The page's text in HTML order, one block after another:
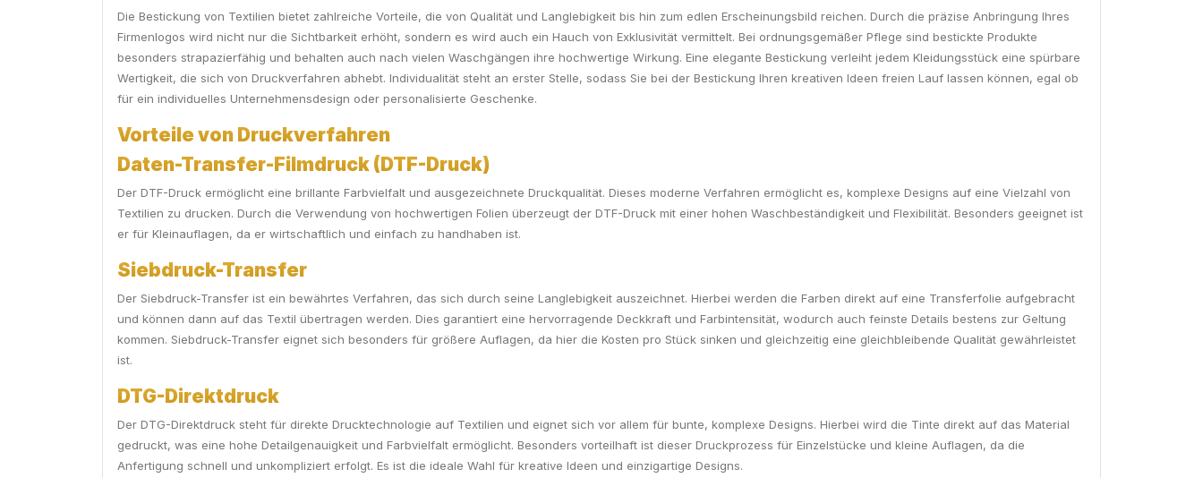
Die Bestickung von Textilien bietet zahlreiche Vorteile, die von Qualität und Langlebigkeit bis hin zum edlen Erscheinungsbild reichen. Durch die präzise Anbringung Ihres
Firmenlogos wird nicht nur die Sichtbarkeit erhöht, sondern es wird auch ein Hauch von Exklusivität vermittelt. Bei ordnungsgemäßer Pflege sind bestickte Produkte
besonders strapazierfähig und behalten auch nach vielen Waschgängen ihre hochwertige Wirkung. Eine elegante Bestickung verleiht jedem Kleidungsstück eine spürbare
Wertigkeit, die sich von Druckverfahren abhebt. Individualität steht an erster Stelle, sodass Sie bei der Bestickung Ihren kreativen Ideen freien Lauf lassen können, egal ob
für ein individuelles Unternehmensdesign oder personalisierte Geschenke.
Vorteile von Druckverfahren
Daten-Transfer-Filmdruck (DTF-Druck)
Der DTF-Druck ermöglicht eine brillante Farbvielfalt und ausgezeichnete Druckqualität. Dieses moderne Verfahren ermöglicht es, komplexe Designs auf eine Vielzahl von
Textilien zu drucken. Durch die Verwendung von hochwertigen Folien überzeugt der DTF-Druck mit einer hohen Waschbeständigkeit und Flexibilität. Besonders geeignet ist
er für Kleinauflagen, da er wirtschaftlich und einfach zu handhaben ist.
Siebdruck-Transfer
Der Siebdruck-Transfer ist ein bewährtes Verfahren, das sich durch seine Langlebigkeit auszeichnet. Hierbei werden die Farben direkt auf eine Transferfolie aufgebracht
und können dann auf das Textil übertragen werden. Dies garantiert eine hervorragende Deckkraft und Farbintensität, wodurch auch feinste Details bestens zur Geltung
kommen. Siebdruck-Transfer eignet sich besonders für größere Auflagen, da hier die Kosten pro Stück sinken und gleichzeitig eine gleichbleibende Qualität gewährleistet
ist.
DTG-Direktdruck
Der DTG-Direktdruck steht für direkte Drucktechnologie auf Textilien und eignet sich vor allem für bunte, komplexe Designs. Hierbei wird die Tinte direkt auf das Material
gedruckt, was eine hohe Detailgenauigkeit und Farbvielfalt ermöglicht. Besonders vorteilhaft ist dieser Druckprozess für Einzelstücke und kleine Auflagen, da die
Anfertigung schnell und unkompliziert erfolgt. Es ist die ideale Wahl für kreative Ideen und einzigartige Designs.